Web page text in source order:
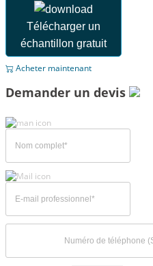
Télécharger un
échantillon gratuit
Acheter maintenant
Demander un devis